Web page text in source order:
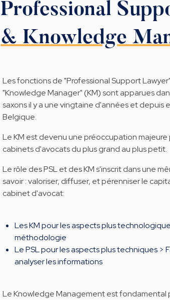
Professional
& Knowledge
Les fonctions de "Professional Support
"Knowledge Manager" (KM) sont apparues
saxons il y a une vingtaine d'années et depuis
Belgique.
Le KM est devenu une préoccupation majeure
cabinets d'avocats du plus grand au plus petit.
Le rôle des PSL et des KM s'inscrit dans une
savoir : valoriser, diffuser, et pérenniser le
cabinet d'avocat:
Les KM pour les aspects plus
méthodologie
Le PSL pour les aspects plus techniques >
analyser les informations
Le Knowledge Management est fondamental